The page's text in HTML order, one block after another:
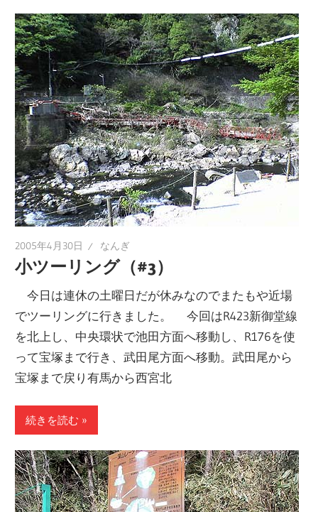
2005年4月30日 なんぎ
小ツーリング（#3）
今日は連休の土曜日だが休みなのでまたもや近場
でツーリングに行きました。 今回はR423新御堂線
を北上し、中央環状で池田方面へ移動し、R176を使
って宝塚まで行き、武田尾方面へ移動。武田尾から
宝塚まで戻り有馬から西宮北
続きを読む